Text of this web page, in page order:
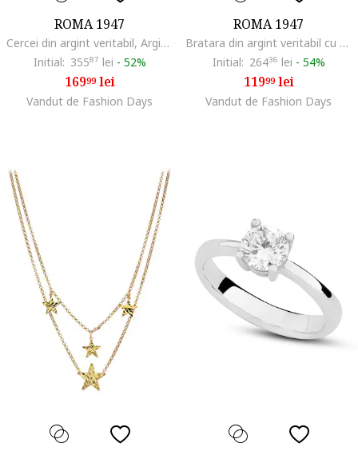
ROMA 1947
Cercei din argint veritabil, Argintiu
Initial: 35587 lei - 52%
16999lei
Vandut de Fashion Days
ROMA 1947
Bratara din argint veritabil cu talisman circular, Auriu
Initial: 26436 lei - 54%
11999lei
Vandut de Fashion Days